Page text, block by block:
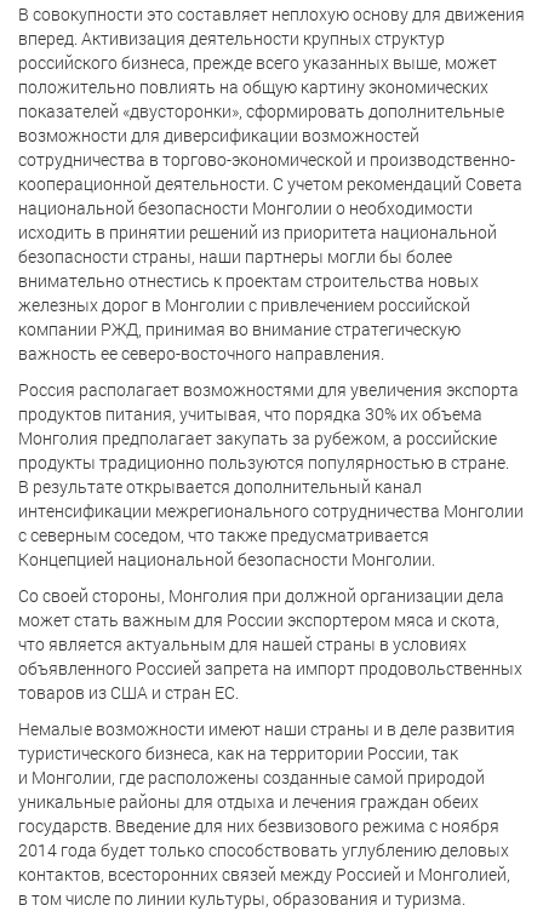
В совокупности это составляет неплохую основу для движения
вперед. Активизация деятельности крупных структур
российского бизнеса, прежде всего указанных выше, может
положительно повлиять на общую картину экономических
показателей «двусторонки», сформировать дополнительные
возможности для диверсификации возможностей
сотрудничества в торгово-экономической и производственно-
кооперационной деятельности. С учетом рекомендаций Совета
национальной безопасности Монголии о необходимости
исходить в принятии решений из приоритета национальной
безопасности страны, наши партнеры могли бы более
внимательно отнестись к проектам строительства новых
железных дорог в Монголии с привлечением российской
компании РЖД, принимая во внимание стратегическую
важность ее северо-восточного направления.
Россия располагает возможностями для увеличения экспорта
продуктов питания, учитывая, что порядка 30% их объема
Монголия предполагает закупать за рубежом, а российские
продукты традиционно пользуются популярностью в стране.
В результате открывается дополнительный канал
интенсификации межрегионального сотрудничества Монголии
с северным соседом, что также предусматривается
Концепцией национальной безопасности Монголии.
Со своей стороны, Монголия при должной организации дела
может стать важным для России экспортером мяса и скота,
что является актуальным для нашей страны в условиях
объявленного Россией запрета на импорт продовольственных
товаров из США и стран ЕС.
Немалые возможности имеют наши страны и в деле развития
туристического бизнеса, как на территории России, так
и Монголии, где расположены созданные самой природой
уникальные районы для отдыха и лечения граждан обеих
государств. Введение для них безвизового режима с ноября
2014 года будет только способствовать углублению деловых
контактов, всесторонних связей между Россией и Монголией,
в том числе по линии культуры, образования и туризма.